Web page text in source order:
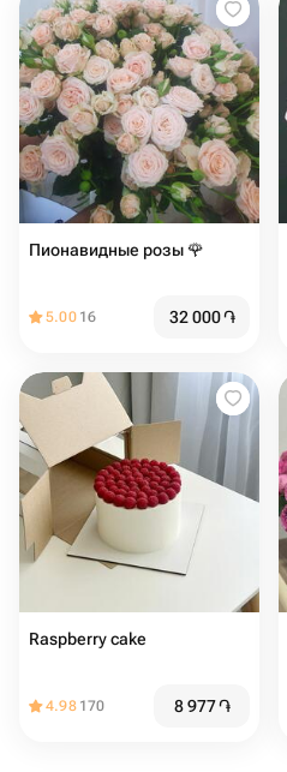
Пионавидные розы 🌹
5.00 16 32 000֏
Raspberry cake
4.98 170 8 977֏